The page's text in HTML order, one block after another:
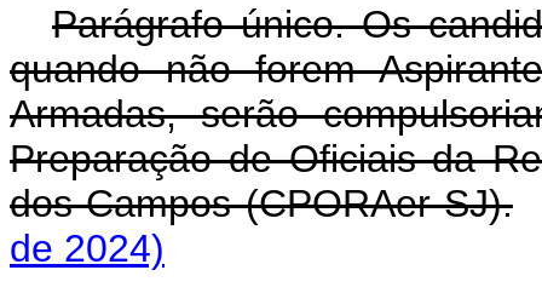
Parágrafo único. Os
quando não forem
Armadas, serão
Preparação de Oficiais da
dos Campos (CPORAer-SJ).
de 2024)